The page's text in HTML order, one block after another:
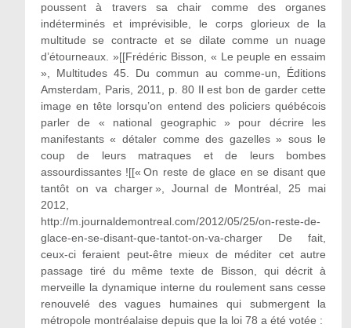
poussent à travers sa chair comme des organes
indéterminés et imprévisible, le corps glorieux de la
multitude se contracte et se dilate comme un nuage
d’étourneaux. »[[Frédéric Bisson, « Le peuple en essaim
», Multitudes 45. Du commun au comme-un, Éditions
Amsterdam, Paris, 2011, p. 80 Il est bon de garder cette
image en tête lorsqu’on entend des policiers québécois
parler de « national geographic » pour décrire les
manifestants « détaler comme des gazelles » sous le
coup de leurs matraques et de leurs bombes
assourdissantes ![[« On reste de glace en se disant que
tantôt on va charger », Journal de Montréal, 25 mai
2012,
http://m.journaldemontreal.com/2012/05/25/on-reste-de-
glace-en-se-disant-que-tantot-on-va-charger De fait,
ceux-ci feraient peut-être mieux de méditer cet autre
passage tiré du même texte de Bisson, qui décrit à
merveille la dynamique interne du roulement sans cesse
renouvelé des vagues humaines qui submergent la
métropole montréalaise depuis que la loi 78 a été votée :